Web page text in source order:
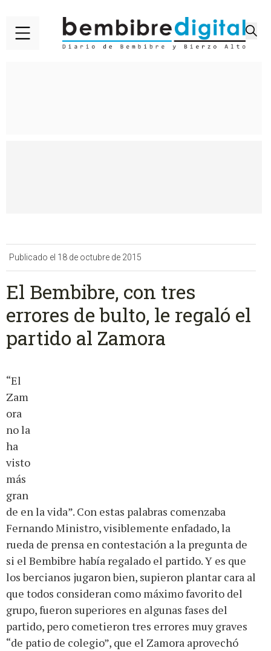
Publicado el 18 de octubre de 2015
El Bembibre, con tres
errores de bulto, le regaló el
partido al Zamora
“El
Zam
ora
no la
ha
visto
más
gran
de en la vida”. Con estas palabras comenzaba
Fernando Ministro, visiblemente enfadado, la
rueda de prensa en contestación a la pregunta de
si el Bembibre había regalado el partido. Y es que
los bercianos jugaron bien, supieron plantar cara al
que todos consideran como máximo favorito del
grupo, fueron superiores en algunas fases del
partido, pero cometieron tres errores muy graves
“de patio de colegio”, que el Zamora aprovechó